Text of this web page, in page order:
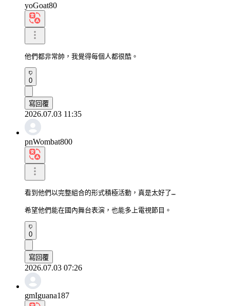
yoGoat80
他們都非常帥，我覺得每個人都很酷。
0
寫回覆
2026.07.03 11:35
pnWombat800
看到他們以完整組合的形式積極活動，真是太好了…
希望他們能在國內舞台表演，也能多上電視節目。
0
寫回覆
2026.07.03 07:26
gmIguana187